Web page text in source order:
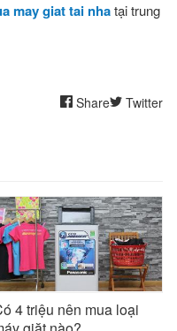
may giat tai nhatại trung
Share Twitter
4 triệu nên mua loại